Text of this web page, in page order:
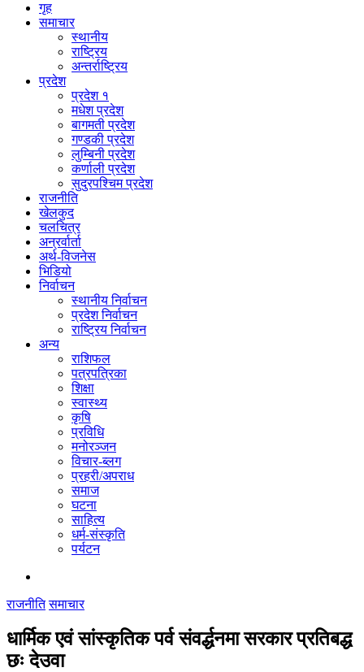
गृह
समाचार
स्थानीय
राष्ट्रिय
अन्तर्राष्ट्रिय
प्रदेश
प्रदेश १
मधेश प्रदेश
बागमती प्रदेश
गण्डकी प्रदेश
लुम्बिनी प्रदेश
कर्णाली प्रदेश
सुदुरपश्चिम प्रदेश
राजनीति
खेलकुद
चलचित्र
अन्रर्वार्ता
अर्थ-विजनेस
भिडियो
निर्वाचन
स्थानीय निर्वाचन
प्रदेश निर्वाचन
राष्ट्रिय निर्वाचन
अन्य
राशिफल
पत्रपत्रिका
शिक्षा
स्वास्थ्य
कृषि
प्रविधि
मनोरञ्जन
विचार-ब्लग
प्रहरी/अपराध
समाज
घटना
साहित्य
धर्म-संस्कृति
पर्यटन
राजनीति समाचार
धार्मिक एवं सांस्कृतिक पर्व संवर्द्धनमा सरकार प्रतिबद्ध
छः देउवा